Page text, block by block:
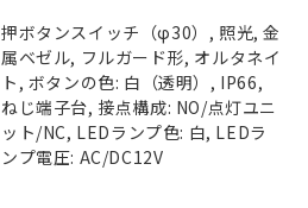
押ボタンスイッチ（φ30）, 照光, 金
属ベゼル, フルガード形, オルタネイ
ト, ボタンの色: 白（透明）, IP66,
ねじ端子台, 接点構成: NO/点灯ユニ
ット/NC, LEDランプ色: 白, LEDラ
ンプ電圧: AC/DC12V